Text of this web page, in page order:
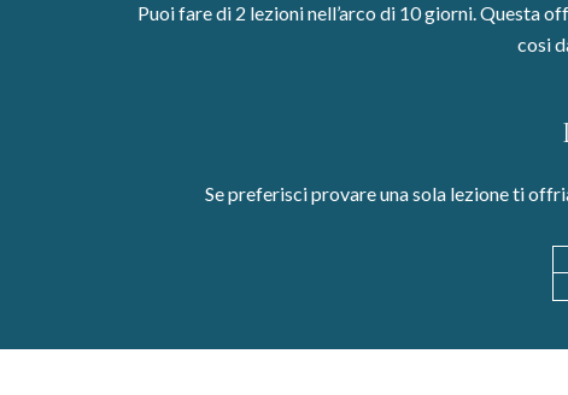
Puoi fare di 2 lezioni nell’arco di 10 giorni. Questa
cosi
Se preferisci provare una sola lezione ti